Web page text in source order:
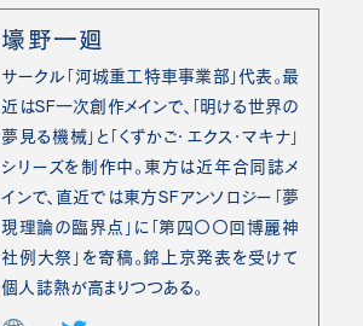
壕野一廻
サークル「河城重工特車事業部」代表。最
近はＳＦ一次創作メインで、「明ける世界の
夢見る機械」と「くずかご・エクス・マキナ」
シリーズを制作中。東方は近年合同誌メ
インで、直近では東方ＳＦアンソロジー「夢
現理論の臨界点」に「第四〇〇回博麗神
社例大祭」を寄稿。錦上京発表を受けて
個人誌熱が高まりつつある。